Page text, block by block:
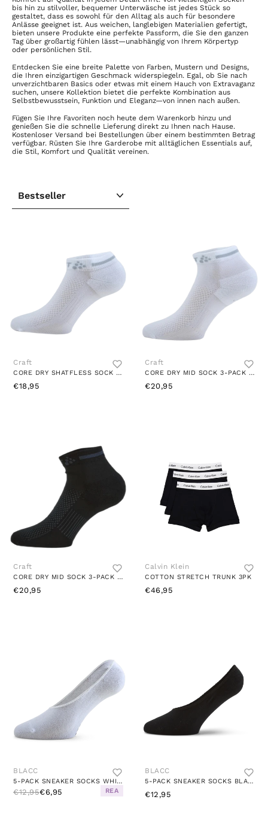
bis hin zu stilvoller, bequemer Unterwäsche ist jedes Stück so
gestaltet, dass es sowohl für den Alltag als auch für besondere
Anlässe geeignet ist. Aus weichen, langlebigen Materialien gefertigt,
bieten unsere Produkte eine perfekte Passform, die Sie den ganzen
Tag über großartig fühlen lässt—unabhängig von Ihrem Körpertyp
oder persönlichen Stil.
Entdecken Sie eine breite Palette von Farben, Mustern und Designs,
die Ihren einzigartigen Geschmack widerspiegeln. Egal, ob Sie nach
unverzichtbaren Basics oder etwas mit einem Hauch von Extravaganz
suchen, unsere Kollektion bietet die perfekte Kombination aus
Selbstbewusstsein, Funktion und Eleganz—von innen nach außen.
Fügen Sie Ihre Favoriten noch heute dem Warenkorb hinzu und
genießen Sie die schnelle Lieferung direkt zu Ihnen nach Hause.
Kostenloser Versand bei Bestellungen über einem bestimmten Betrag
verfügbar. Rüsten Sie Ihre Garderobe mit alltäglichen Essentials auf,
die Stil, Komfort und Qualität vereinen.
Craft
CORE DRY SHATFLESS SOCK 3-PACK WHITE
€18,95
Craft
CORE DRY MID SOCK 3-PACK WHITE
€20,95
Craft
CORE DRY MID SOCK 3-PACK BLACK
€20,95
Calvin Klein
COTTON STRETCH TRUNK 3PK
€46,95
BLACC
5-PACK SNEAKER SOCKS WHITE
€12,95€6,95 REA
BLACC
5-PACK SNEAKER SOCKS BLACK
€12,95